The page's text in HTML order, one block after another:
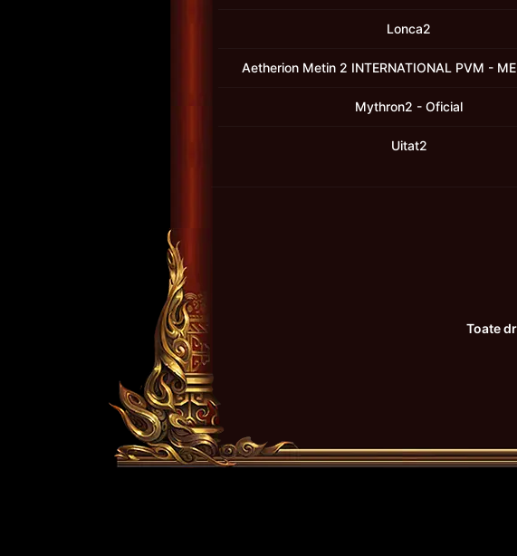
Lonca2
Aetherion Metin 2 INTERNATIONAL PVM -
Mythron2 - Oficial
Uitat2
Toate